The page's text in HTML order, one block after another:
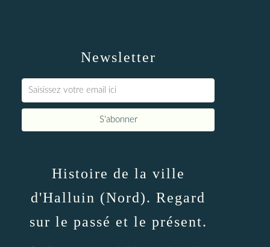
Newsletter
Histoire de la ville
d'Halluin (Nord). Regard
sur le passé et le présent.